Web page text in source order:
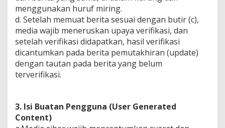
menggunakan huruf miring.
d. Setelah memuat berita sesuai dengan butir (c),
media wajib meneruskan upaya verifikasi, dan
setelah verifikasi didapatkan, hasil verifikasi
dicantumkan pada berita pemutakhiran (update)
dengan tautan pada berita yang belum
terverifikasi.
3. Isi Buatan Pengguna (User Generated
Content)